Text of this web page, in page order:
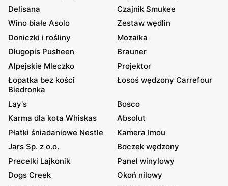
Delisana
Czajnik Smukee
Wino białe Asolo
Zestaw wędlin
Doniczki i rośliny
Mozaika
Długopis Pusheen
Brauner
Alpejskie Mleczko
Projektor
Łopatka bez kości
Biedronka
Łosoś wędzony Carrefour
Lay's
Bosco
Karma dla kota Whiskas
Absolut
Płatki śniadaniowe Nestle
Kamera Imou
Jars Sp. z o.o.
Boczek wędzony
Precelki Lajkonik
Panel winylowy
Dogs Creek
Okoń nilowy